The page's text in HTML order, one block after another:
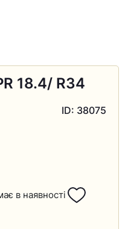
18.4/ R34
ID: 38075
в наявності